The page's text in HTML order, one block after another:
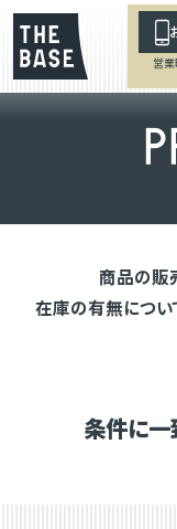
営
P
商品の販
在庫の有無につ
条件に一